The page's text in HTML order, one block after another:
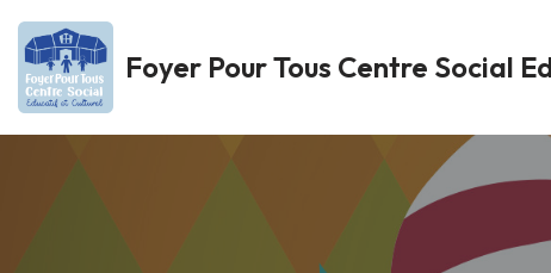
Aller
au
contenu
Foyer Pour Tous Centre Social